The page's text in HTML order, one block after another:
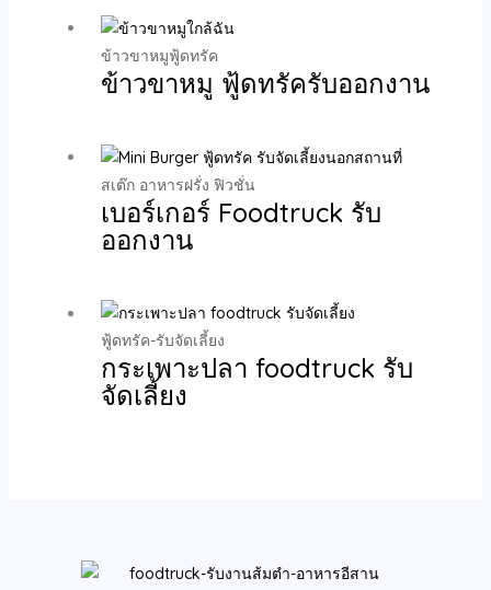
ข้าวขาหมูฟู้ดทรัค
ข้าวขาหมู ฟู้ดทรัครับออกงาน
สเต๊ก อาหารฝรั่ง ฟิวชั่น
เบอร์เกอร์ Foodtruck รับ
ออกงาน
ฟู้ดทรัค-รับจัดเลี้ยง
กระเพาะปลา foodtruck รับ
จัดเลี้ยง